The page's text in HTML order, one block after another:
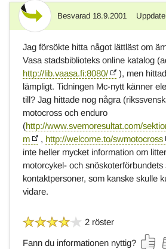
Svar Besvarad 18.9.2001
Jag försökte hitta något lättläst om
Vasa stadsbiblioteks online katalog
http://lib.vaasa.fi:8080/
), men
lämpligt. Tidningen Mc-nytt känner
till? Jag hittade nog några
motocross och enduro
(http://www.svemoresultat.com/
m
, http://welcome.to/swmotocross
inte heller mycket information om
motorcykel- och
kontaktpersoner, som kanske skulle
vidare.
2 röster
Fann du informationen nyttig?